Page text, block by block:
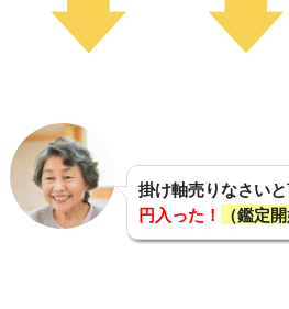
掛け軸売りなさい
円入った！
（鑑定